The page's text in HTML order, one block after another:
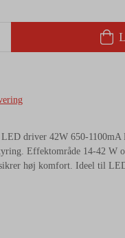
driver 42W 650-1100mA
Effektområde 14-42 W
høj komfort. Ideel til